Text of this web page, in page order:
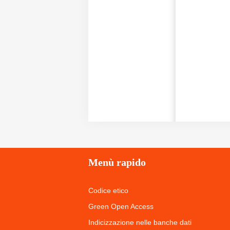
Menù rapido
Codice etico
Green Open Access
Indicizzazione nelle banche dati